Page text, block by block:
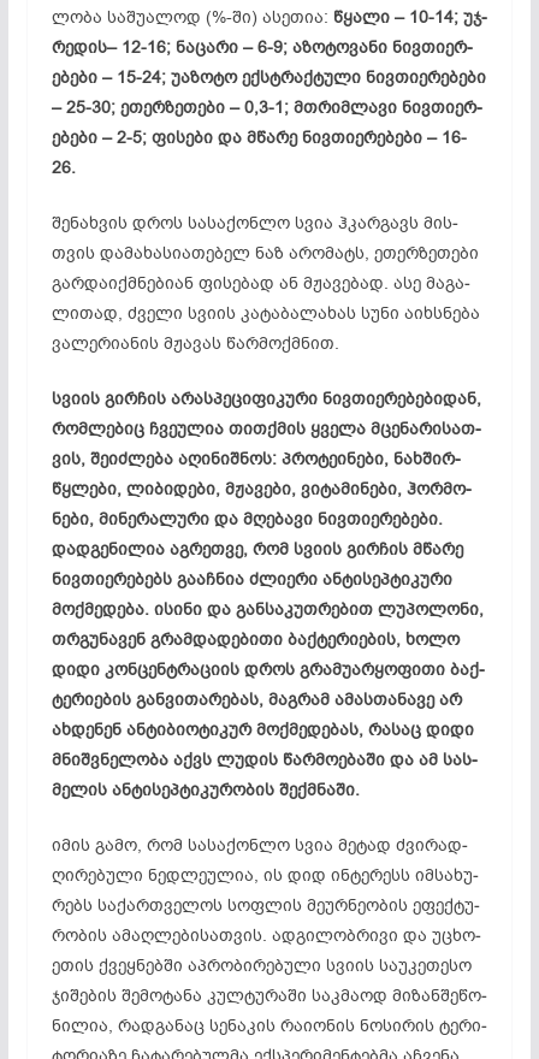
ლო­ბა სა­შუ­ალ­ოდ (%-ში) ას­ეთ­ია: წყა­ლი – 10-14; უჯ­
რე­დი­ს– 12-16; ნა­ცა­რი – 6-9; აზ­ოტ­ოვ­ა­ნი ნივ­თი­ერ­
ებ­ე­ბი – 15-24; უაზ­ო­ტო ექს­ტრაქ­ტუ­ლი ნივ­თი­ერ­ებ­ე­ბი
– 25-30; ეთ­ერ­ზე­თე­ბი – 0,3-1; მთრიმ­ლა­ვი ნივ­თი­ერ­
ებ­ე­ბი – 2-5; ფი­სე­ბი და მწა­რე ნივ­­თი­ერ­ებ­ე­ბი – 16-
26.
შე­ნახ­ვის დროს სა­სა­ქონ­ლო სვია ჰკარ­გავს მის­
თვის და­მა­ხა­სი­ათ­ებ­ელ ნაზ არ­ომ­ატს, ეთ­ერ­ზე­თე­ბი
გარ­და­იქ­მნე­ბი­ან ფი­სე­ბად ან მჟა­ვე­ბად. ასე მა­გა­
ლი­თად, ძვე­ლი სვი­ის კა­ტა­ბა­ლა­ხას სუ­ნი აიხ­სნე­ბა
ვა­ლე­რი­ან­ის მჟა­ვას წარ­მოქ­მნით.
სვი­ის გირ­ჩის არ­ას­პე­ცი­ფი­კუ­რი ნივ­თი­ერ­ებ­ებ­იდ­ან,
რომ­­ლე­ბიც ჩვე­ულ­ია თით­ქმის ყვე­ლა მცე­ნა­რის­ათ­
ვის, შე­იძ­ლე­ბა აღ­ინ­იშ­ნოს: პრო­ტე­ინ­ე­ბი, ნახ­შირ­
წყლე­ბი, ლი­ბი­დე­ბი, მჟა­ვე­ბი, ვი­ტა­მი­ნე­ბი, ჰორ­მო­
ნე­ბი, მი­ნე­რა­ლუ­რი და მღე­ბა­ვი ნივ­თი­ერ­ებ­ე­ბი.
დად­გე­ნი­ლია აგ­რეთ­ვე, რომ სვი­ის გირ­ჩის მწა­რე
ნივ­თი­ერ­ებ­ებს გა­აჩ­ნია ძლი­ე­რი ან­ტი­სეპ­ტი­კუ­რი
მოქ­მე­დე­ბა. ის­ი­ნი და გან­სა­კუთ­რე­ბით ლუ­პო­ლო­ნი,
თრგუ­ნა­ვენ გრამ­და­დე­ბი­თი ბაქ­ტე­რი­ებ­ის, ხო­ლო
დი­დი კონ­ცენ­ტრა­ცი­ის დროს გრა­მუ­არ­ყო­ფი­თი ბაქ­
ტე­რი­ებ­ის გან­ვი­თა­რე­ბას, მაგ­რამ ამ­ას­თა­ნა­ვე არ
ახ­დე­ნენ ან­ტი­ბი­ოტ­იკ­ურ მოქ­მე­დე­ბას, რა­საც დი­დი
მნიშ­ვნე­ლო­ბა აქვს ლუ­დის წარ­მო­ებ­ა­ში და ამ სას­
მე­ლის ან­ტი­სეპ­ტი­კუ­რო­ბის შექ­მნა­ში.
იმ­ის გა­მო, რომ სა­სა­ქონ­ლო სვია მე­ტად ძვი­რად­
ღი­რე­ბუ­ლი ნედ­ლე­ულ­ია, ის დიდ ინ­ტე­რესს იმ­სა­ხუ­
რებს სა­ქარ­თვე­ლოს სოფ­ლის მე­ურ­ნე­ობ­ის ეფ­ექ­ტუ­
რო­ბის ამ­აღ­ლე­ბი­სათ­ვის. ად­გი­ლობ­რი­ვი და უც­ხო­
ეთ­ის ქვეყ­ნებ­ში აპ­რო­ბი­რე­ბუ­ლი სვი­ის სა­უკ­ეთ­ე­სო
ჯი­შე­ბის შე­მოტანა კულ­ტუ­რა­ში საკ­მა­ოდ მი­ზან­შე­წო­
ნი­ლია, რად­გა­ნაც სე­ნა­კის რა­ი­ონ­ის ნო­სი­რის ტე­რი­